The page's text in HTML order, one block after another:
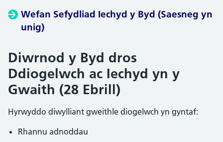
Wefan Sefydliad Iechyd y Byd (Saesneg yn
unig)
Diwrnod y Byd dros
Ddiogelwch ac Iechyd yn y
Gwaith (28 Ebrill)
Hyrwyddo diwylliant gweithle diogelwch yn gyntaf:
Rhannu adnoddau